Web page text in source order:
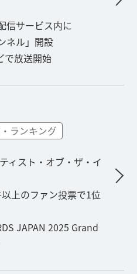
信サービス内に
ネル」開設
で放送開始
ランキング
ィスト・オブ・ザ・イ
上のファン投票で1位
JAPAN 2025 Grand